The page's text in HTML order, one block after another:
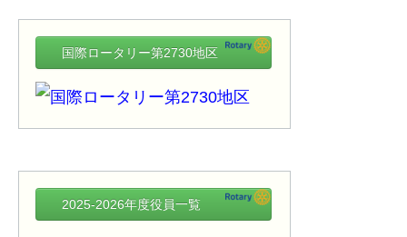
国際ロータリー第2730地区
2025-2026年度役員一覧